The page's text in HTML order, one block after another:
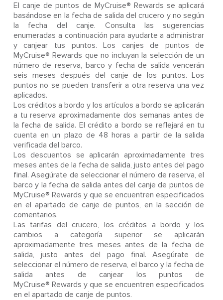
El canje de puntos de MyCruise® Rewards se aplicará
basándose en la fecha de salida del crucero y no según
la fecha del canje. Consulta las sugerencias
enumeradas a continuación para ayudarte a administrar
y canjear tus puntos. Los canjes de puntos de
MyCruise® Rewards que no incluyan la selección de un
número de reserva, barco y fecha de salida vencerán
seis meses después del canje de los puntos. Los
puntos no se pueden transferir a otra reserva una vez
aplicados.
Los créditos a bordo y los artículos a bordo se aplicarán
a tu reserva aproximadamente dos semanas antes de
la fecha de salida. El crédito a bordo se reflejará en tu
cuenta en un plazo de 48 horas a partir de la salida
verificada del barco.
Los descuentos se aplicarán aproximadamente tres
meses antes de la fecha de salida, justo antes del pago
final. Asegúrate de seleccionar el número de reserva, el
barco y la fecha de salida antes del canje de puntos de
MyCruise® Rewards y que se encuentren especificados
en el apartado de canje de puntos, en la sección de
comentarios.
Las tarifas del crucero, los créditos a bordo y los
cambios a categoría superior se aplicarán
aproximadamente tres meses antes de la fecha de
salida, justo antes del pago final. Asegúrate de
seleccionar el número de reserva, el barco y la fecha de
salida antes de canjear los puntos de
MyCruise® Rewards y que se encuentren especificados
en el apartado de canje de puntos.